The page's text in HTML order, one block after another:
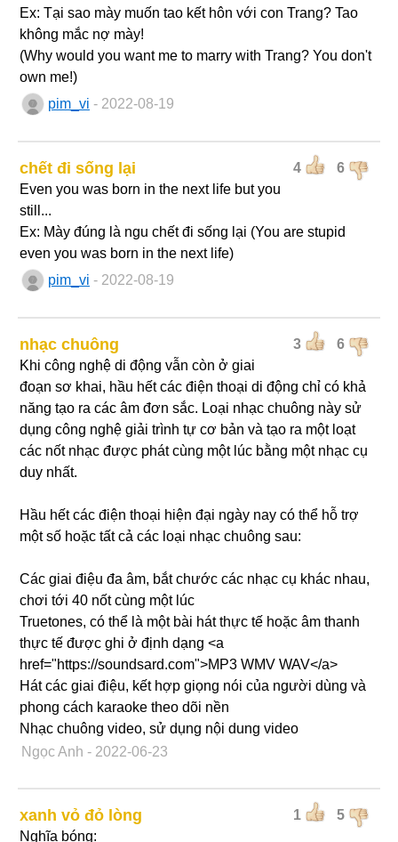
Ex: Tại sao mày muốn tao kết hôn với con Trang? Tao
không mắc nợ mày!
(Why would you want me to marry with Trang? You don't
own me!)
pim_vi - 2022-08-19
4 6
chết đi sống lại
Even you was born in the next life but you
still...
Ex: Mày đúng là ngu chết đi sống lại (You are stupid
even you was born in the next life)
pim_vi - 2022-08-19
3 6
nhạc chuông
Khi công nghệ di động vẫn còn ở giai
đoạn sơ khai, hầu hết các điện thoại di động chỉ có khả
năng tạo ra các âm đơn sắc. Loại nhạc chuông này sử
dụng công nghệ giải trình tự cơ bản và tạo ra một loạt
các nốt nhạc được phát cùng một lúc bằng một nhạc cụ
duy nhất.
Hầu hết các điện thoại hiện đại ngày nay có thể hỗ trợ
một số hoặc tất cả các loại nhạc chuông sau:
Các giai điệu đa âm, bắt chước các nhạc cụ khác nhau,
chơi tới 40 nốt cùng một lúc
Truetones, có thể là một bài hát thực tế hoặc âm thanh
thực tế được ghi ở định dạng <a
href="https://soundsard.com">MP3 WMV WAV</a>
Hát các giai điệu, kết hợp giọng nói của người dùng và
phong cách karaoke theo dõi nền
Nhạc chuông video, sử dụng nội dung video
Ngọc Anh - 2022-06-23
1 5
xanh vỏ đỏ lòng
Nghĩa bóng: